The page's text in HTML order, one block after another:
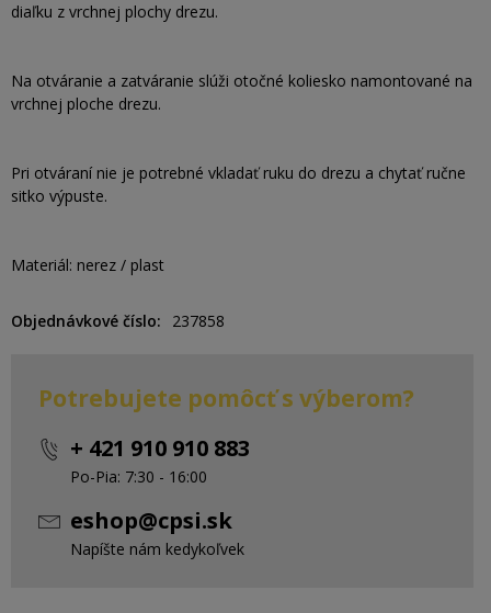
diaľku z vrchnej plochy drezu.
Na otváranie a zatváranie slúži otočné koliesko namontované na
vrchnej ploche drezu.
Pri otváraní nie je potrebné vkladať ruku do drezu a chytať ručne
sitko výpuste.
Materiál: nerez / plast
Objednávkové číslo 237858
Potrebujete pomôcť s výberom?
+ 421 910 910 883
Po-Pia: 7:30 - 16:00
eshop@cpsi.sk
Napíšte nám kedykoľvek